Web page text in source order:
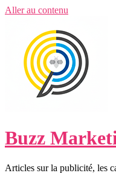
Aller au contenu
Buzz
Articles sur la publicité, les